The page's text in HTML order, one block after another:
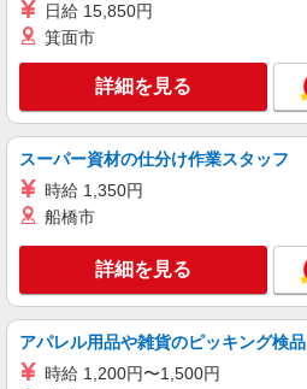
日給 15,850円
箕面市
詳細を見る
スーパー資材の仕分け作業スタッフ
時給 1,350円
船橋市
詳細を見る
アパレル用品や雑貨のピッキング検品
時給 1,200円〜1,500円